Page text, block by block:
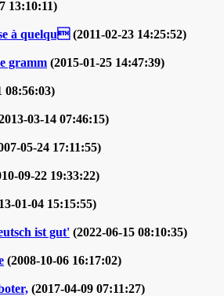
13:10:11)
à quelqu(2011-02-23 14:25:52)
gramm (2015-01-25 14:47:39)
08:56:03)
03-14 07:46:15)
05-24 17:11:55)
09-22 19:33:22)
01-04 15:15:55)
ist gut' (2022-06-15 08:10:35)
(2008-10-06 16:17:02)
(2017-04-09 07:11:27)